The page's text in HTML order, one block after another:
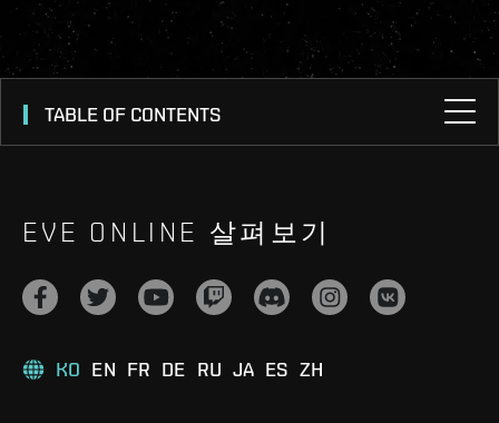
TABLE OF CONTENTS
EVE ONLINE 살펴보기
KO EN FR DE RU JA ES ZH